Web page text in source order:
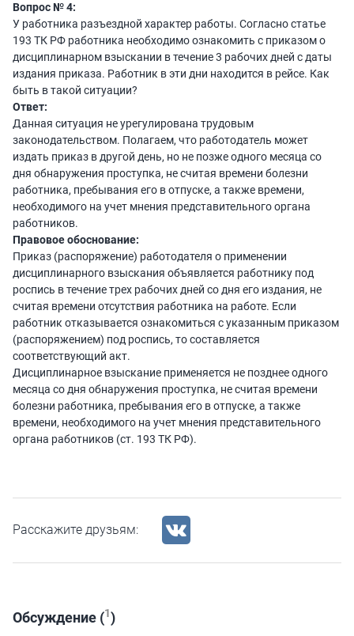
Вопрос № 4:
У работника разъездной характер работы. Согласно статье
193 ТК РФ работника необходимо ознакомить с приказом о
дисциплинарном взыскании в течение 3 рабочих дней с даты
издания приказа. Работник в эти дни находится в рейсе. Как
быть в такой ситуации?
Ответ:
Данная ситуация не урегулирована трудовым
законодательством. Полагаем, что работодатель может
издать приказ в другой день, но не позже одного месяца со
дня обнаружения проступка, не считая времени болезни
работника, пребывания его в отпуске, а также времени,
необходимого на учет мнения представительного органа
работников.
Правовое обоснование:
Приказ (распоряжение) работодателя о применении
дисциплинарного взыскания объявляется работнику под
роспись в течение трех рабочих дней со дня его издания, не
считая времени отсутствия работника на работе. Если
работник отказывается ознакомиться с указанным приказом
(распоряжением) под роспись, то составляется
соответствующий акт.
Дисциплинарное взыскание применяется не позднее одного
месяца со дня обнаружения проступка, не считая времени
болезни работника, пребывания его в отпуске, а также
времени, необходимого на учет мнения представительного
органа работников (ст. 193 ТК РФ).
Расскажите друзьям:
Обсуждениe (1)